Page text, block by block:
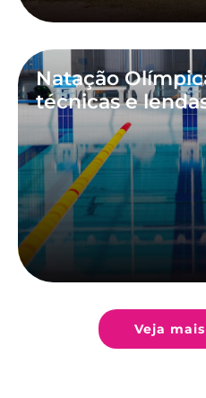
Natação
técnicas e
Veja